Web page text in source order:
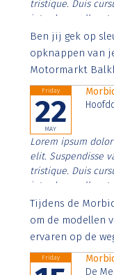
tristique. Duis
interdum nulla, ut
Aenean faucibus
imperdiet. Nunc
Ben jij gek op
opknappen van
Motormarkt
Friday
22
MAY
Lorem ipsum
elit. Suspendisse
tristique. Duis
interdum nulla, ut
Aenean faucibus
imperdiet. Nunc
Tijdens de
om de modellen
ervaren op de
Friday
De